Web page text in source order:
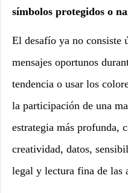
símbolos protegidos o
El desafío ya no consiste
mensajes oportunos
tendencia o usar los
la participación de una
estrategia más profunda,
creatividad, datos,
legal y lectura fina de las